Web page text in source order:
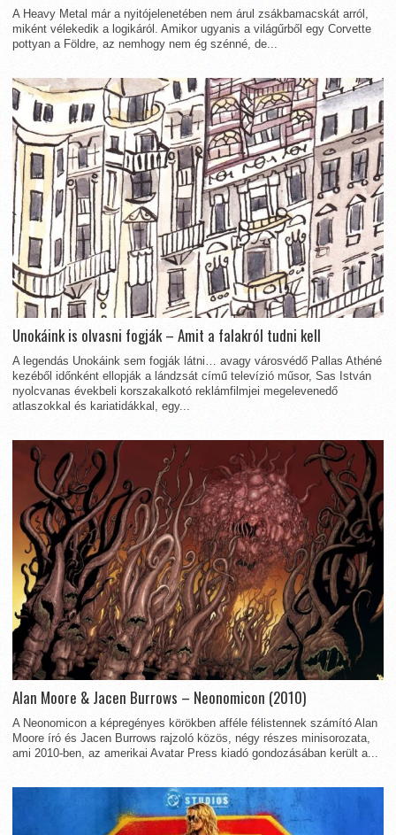
A Heavy Metal már a nyitójelenetében nem árul zsákbamacskát arról,
miként vélekedik a logikáról. Amikor ugyanis a világűrből egy Corvette
pottyan a Földre, az nemhogy nem ég szénné, de...
Unokáink is olvasni fogják – Amit a falakról tudni kell
A legendás Unokáink sem fogják látni… avagy városvédő Pallas Athéné
kezéből időnként ellopják a lándzsát című televízió műsor, Sas István
nyolcvanas évekbeli korszakalkotó reklámfilmjei megelevenedő
atlaszokkal és kariatidákkal, egy...
Alan Moore & Jacen Burrows – Neonomicon (2010)
A Neonomicon a képregényes körökben afféle félistennek számító Alan
Moore író és Jacen Burrows rajzoló közös, négy részes minisorozata,
ami 2010-ben, az amerikai Avatar Press kiadó gondozásában került a...